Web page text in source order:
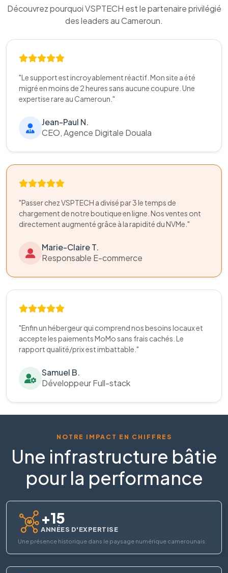
Découvrez pourquoi VSPTECH est le partenaire privilégié
des leaders au Cameroun.
"Le support est incroyablement réactif. Mon site a été
migré en moins de 2 heures sans aucune coupure. Une
expertise rare au Cameroun."
Jean-Paul N.
CEO, Agence Digitale Douala
"Passer chez VSPTECH a divisé par 3 le temps de
chargement de notre boutique en ligne. Nos ventes ont
directement augmenté grâce à la rapidité du NVMe."
Marie-Claire T.
Responsable E-commerce
"Enfin un hébergeur qui comprend nos besoins locaux et
accepte les paiements MoMo sans frais cachés. Le
rapport qualité/prix est imbattable."
Samuel B.
Développeur Full-stack
NOTRE IMPACT EN CHIFFRES
Une infrastructure bâtie
pour la performance
+15
ANNÉES D'EXPERTISE
Une présence historique dans le paysage numérique camerounais.